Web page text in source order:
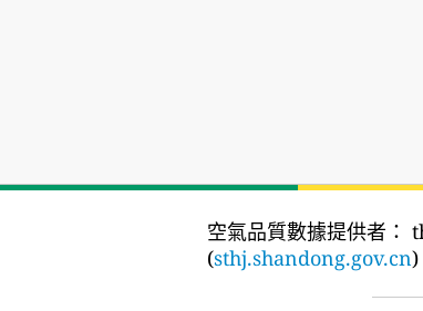
空氣品質數據提供者：
(sthj.shandong.gov.cn)